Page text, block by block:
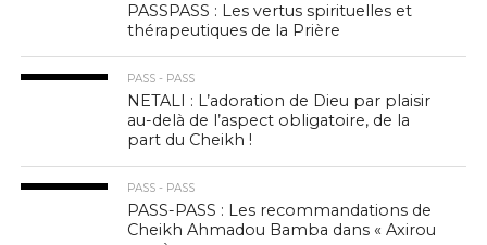
PASSPASS : Les vertus spirituelles et
thérapeutiques de la Prière
PASS - PASS
NETALI : L’adoration de Dieu par plaisir
au-delà de l’aspect obligatoire, de la
part du Cheikh !
PASS - PASS
PASS-PASS : Les recommandations de
Cheikh Ahmadou Bamba dans « Axirou